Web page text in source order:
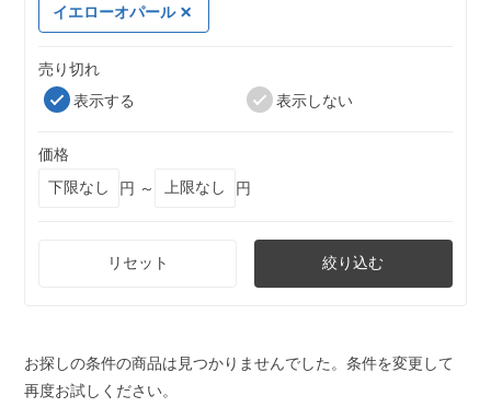
イエローオパール
売り切れ
表示する
表示しない
価格
円 ～
円
リセット 絞り込む
お探しの条件の商品は見つかりませんでした。条件を変更して
再度お試しください。